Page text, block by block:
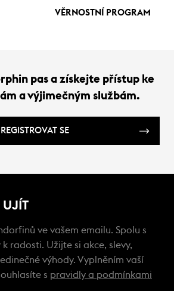
VĚRNOSTNÍ PROGRAM
pas a získejte přístup ke
a výjimečným službám.
REGISTROVAT SE
UJÍT
ve vašem emailu. Spolu s
radosti. Užijte si akce, slevy,
výhody. Vyplněním vaší
s pravidly a podmínkami